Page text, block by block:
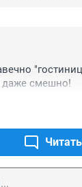
даже смешно!